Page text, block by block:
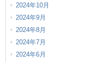
2024年10月
2024年9月
2024年8月
2024年7月
2024年6月